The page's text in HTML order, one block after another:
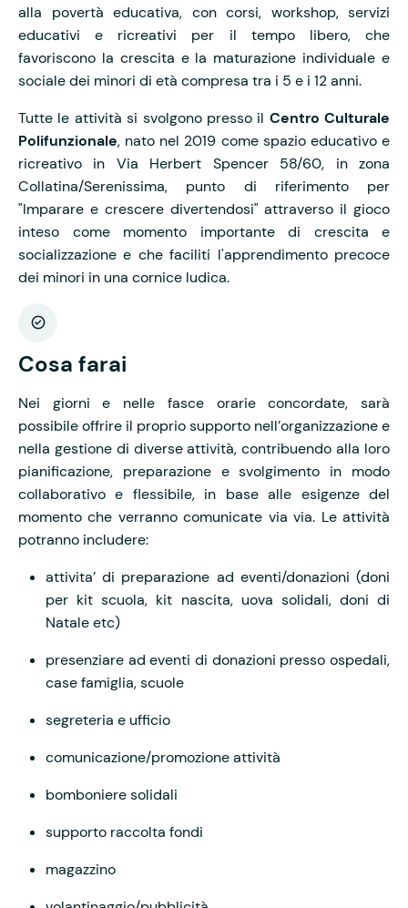
alla povertà educativa, con corsi, workshop, servizi
educativi e ricreativi per il tempo libero, che
favoriscono la crescita e la maturazione individuale e
sociale dei minori di età compresa tra i 5 e i 12 anni.
Tutte le attività si svolgono presso il Centro Culturale
Polifunzionale, nato nel 2019 come spazio educativo e
ricreativo in Via Herbert Spencer 58/60, in zona
Collatina/Serenissima, punto di riferimento per
"Imparare e crescere divertendosi" attraverso il gioco
inteso come momento importante di crescita e
socializzazione e che faciliti l'apprendimento precoce
dei minori in una cornice ludica.
Cosa farai
Nei giorni e nelle fasce orarie concordate, sarà
possibile offrire il proprio supporto nell’organizzazione e
nella gestione di diverse attività, contribuendo alla loro
pianificazione, preparazione e svolgimento in modo
collaborativo e flessibile, in base alle esigenze del
momento che verranno comunicate via via. Le attività
potranno includere:
attivita’ di preparazione ad eventi/donazioni (doni
per kit scuola, kit nascita, uova solidali, doni di
Natale etc)
presenziare ad eventi di donazioni presso ospedali,
case famiglia, scuole
segreteria e ufficio
comunicazione/promozione attività
bomboniere solidali
supporto raccolta fondi
magazzino